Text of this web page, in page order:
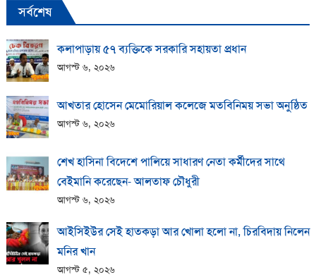
সর্বশেষ
কলাপাড়ায় ​৫৭ ব্যক্তিকে সরকারি সহায়তা প্রধান
আগস্ট ৬, ২০২৬
আখতার হোসেন মেমোরিয়াল কলেজে মতবিনিময় সভা অনুষ্ঠিত
আগস্ট ৬, ২০২৬
শেখ হাসিনা বিদেশে পালিয়ে সাধারণ নেতা কর্মীদের সাথে
বেইমানি করেছেন- আলতাফ চৌধুরী
আগস্ট ৬, ২০২৬
আইসিইউর সেই হাতকড়া আর খোলা হলো না, চিরবিদায় নিলেন
মনির খান
আগস্ট ৫, ২০২৬